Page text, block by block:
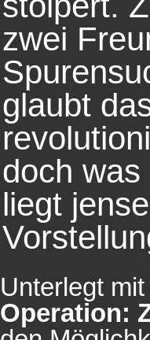
zwei
glaubt
doch
liegt
Unterlegt
Operation: